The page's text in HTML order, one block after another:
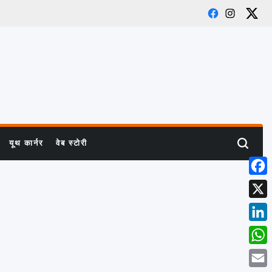
FacebookX
यूथ कार्नर वेब स्टोरी Search
X